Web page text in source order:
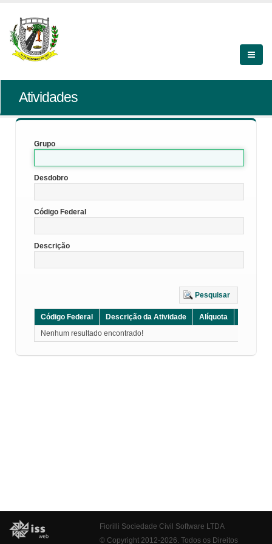
Atividades
Grupo
Desdobro
Código Federal
Descrição
Pesquisar
Código Federal Descrição da Atividade Alíquota
Nenhum resultado encontrado!
Fiorilli Sociedade Civil Software LTDA
© Copyright 2012-2026. Todos os Direitos